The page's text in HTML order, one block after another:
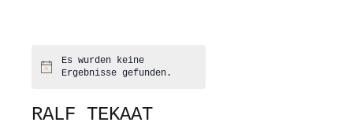
Hinweis
Es wurden keine
Ergebnisse gefunden.
RALF TEKAAT